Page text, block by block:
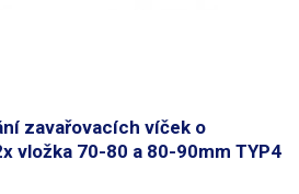
zavařovacích víček o
vložka 70-80 a 80-90mm TYP4